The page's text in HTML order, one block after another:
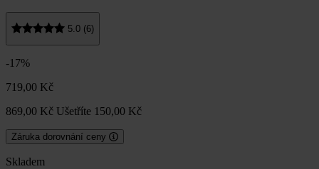
5.0 (6)
-17%
719,00 Kč
869,00 Kč Ušetříte 150,00 Kč
Záruka dorovnání ceny
Skladem